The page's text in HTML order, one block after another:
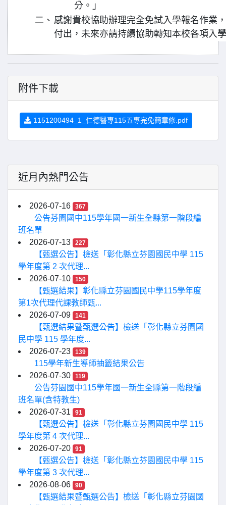
分。」
二、 感謝貴校協助辦理完全免試入學報名作業
付出，未來亦請持續協助轉知本校各項入
附件下載
1151200494_1_仁德醫專115五專完免簡章修.pdf
近月內熱門公告
2026-07-16 367
公告芬園國中115學年國一新生全縣第一階段編
班名單
2026-07-13
227
【甄選公告】檢送「彰化縣立芬園國民中學 115
學年度第 2 次代理...
2026-07-10
150
【甄選結果】彰化縣立芬園國民中學115學年度
第1次代理代課教師甄...
2026-07-09
141
【甄選結果暨甄選公告】檢送「彰化縣立芬園國
民中學 115 學年度...
2026-07-23
139
115學年新生導師抽籤結果公告
2026-07-30
119
公告芬園國中115學年國一新生全縣第一階段編
班名單(含特教生)
2026-07-31
91
【甄選公告】檢送「彰化縣立芬園國民中學 115
學年度第 4 次代理...
2026-07-20
91
【甄選公告】檢送「彰化縣立芬園國民中學 115
學年度第 3 次代理...
2026-08-06
90
【甄選結果暨甄選公告】檢送「彰化縣立芬園國